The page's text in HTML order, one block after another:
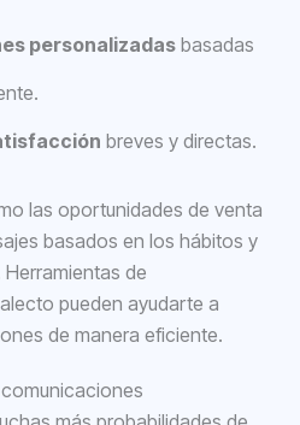
personalizadas basadas
breves y directas.
las oportunidades de venta
basados en los hábitos y
Herramientas de
pueden ayudarte a
de manera eficiente.